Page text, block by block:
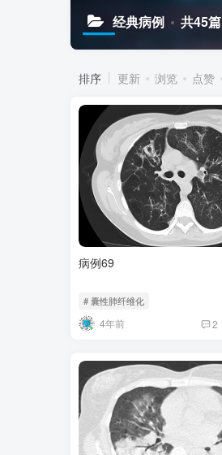
经典病例 共45篇
排序 更新 浏览 点赞
病例69
# 囊性肺纤维化
4年前 2